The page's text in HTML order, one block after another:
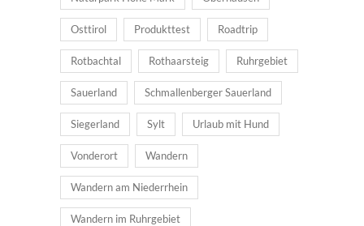
Osttirol Produkttest Roadtrip
Rotbachtal Rothaarsteig Ruhrgebiet
Sauerland Schmallenberger Sauerland
Siegerland Sylt Urlaub mit Hund
Vonderort Wandern
Wandern am Niederrhein
Wandern im Ruhrgebiet